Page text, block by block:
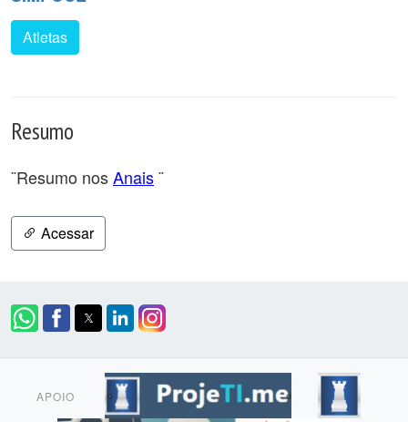
Atletas
Resumo
¨Resumo nosAnais¨
Acessar
APOIO